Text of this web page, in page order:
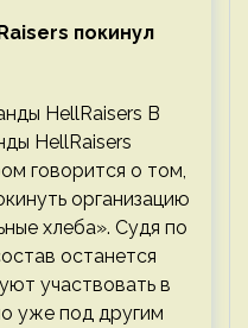
покинул
HellRaisers В
HellRaisers
говорится о том,
организацию
хлеба». Судя по
останется
участвовать в
уже под другим